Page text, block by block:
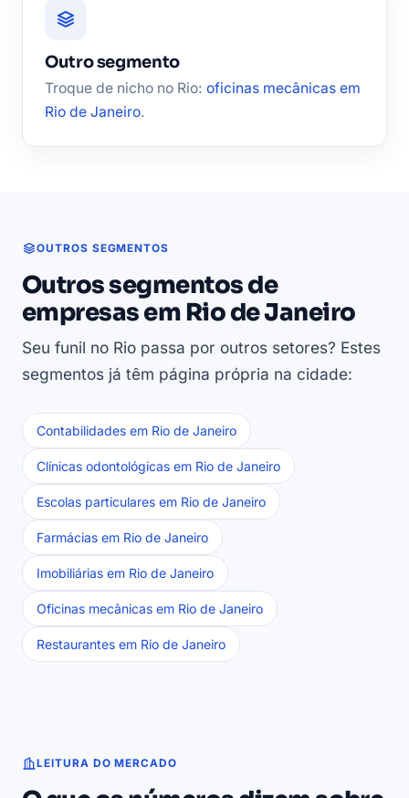
Outro segmento
Troque de nicho no Rio: oficinas mecânicas em
Rio de Janeiro.
OUTROS SEGMENTOS
Outros segmentos de
empresas em Rio de Janeiro
Seu funil no Rio passa por outros setores? Estes
segmentos já têm página própria na cidade:
Contabilidades em Rio de Janeiro
Clínicas odontológicas em Rio de Janeiro
Escolas particulares em Rio de Janeiro
Farmácias em Rio de Janeiro
Imobiliárias em Rio de Janeiro
Oficinas mecânicas em Rio de Janeiro
Restaurantes em Rio de Janeiro
LEITURA DO MERCADO